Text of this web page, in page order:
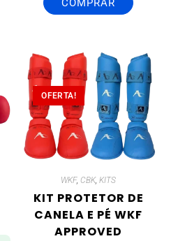
COMPRAR
OFERTA!
WKF, CBK,KITS
KIT PROTETOR DE
CANELA E PÉ WKF
APPROVED